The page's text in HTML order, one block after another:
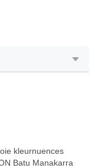
kleurnuences
Batu Manakarra